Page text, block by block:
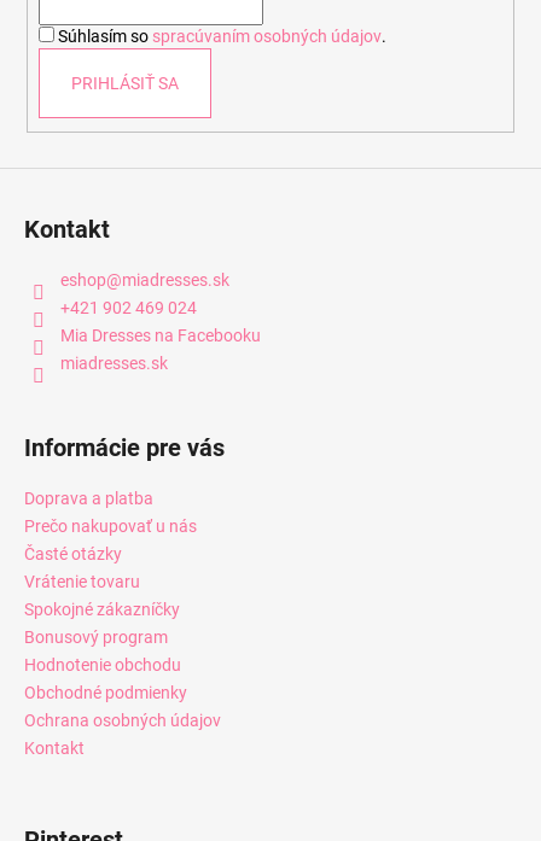
Súhlasím so spracúvaním osobných údajov.
PRIHLÁSIŤ SA
Kontakt
eshop@miadresses.sk
+421 902 469 024
Mia Dresses na Facebooku
miadresses.sk
Informácie pre vás
Doprava a platba
Prečo nakupovať u nás
Časté otázky
Vrátenie tovaru
Spokojné zákazníčky
Bonusový program
Hodnotenie obchodu
Obchodné podmienky
Ochrana osobných údajov
Kontakt